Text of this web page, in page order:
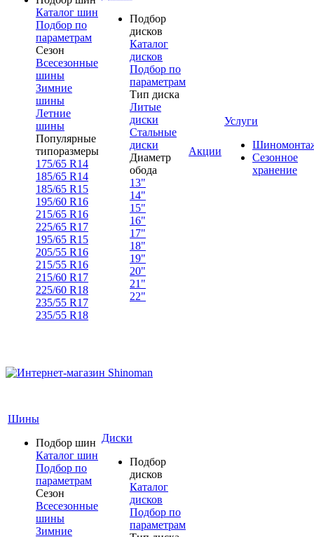
Каталог шин
Подбор по
параметрам
Сезон
Всесезонные
шины
Зимние
шины
Летние
шины
Популярные
типоразмеры
175/65 R14
185/65 R14
185/65 R15
195/60 R16
215/65 R16
225/65 R17
195/65 R15
205/55 R16
215/55 R16
215/60 R17
225/60 R18
235/55 R17
235/55 R18
Подбор
дисков
Каталог
дисков
Подбор по
параметрам
Тип диска
Литые
диски
Стальные
диски
Диаметр
обода
13"
14"
15"
16"
17"
18"
19"
20"
21"
22"
Акции
Услуги
Сезонное
хранение
Шины
Подбор шин
Каталог шин
Подбор по
параметрам
Сезон
Всесезонные
шины
Зимние
Диски
Подбор
дисков
Каталог
дисков
Подбор по
параметрам